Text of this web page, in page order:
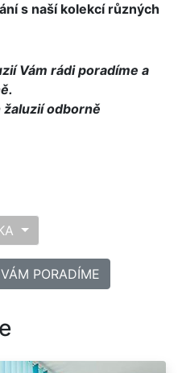
s naší kolekcí různých
Vám rádi poradíme a
odborně
PORADÍME